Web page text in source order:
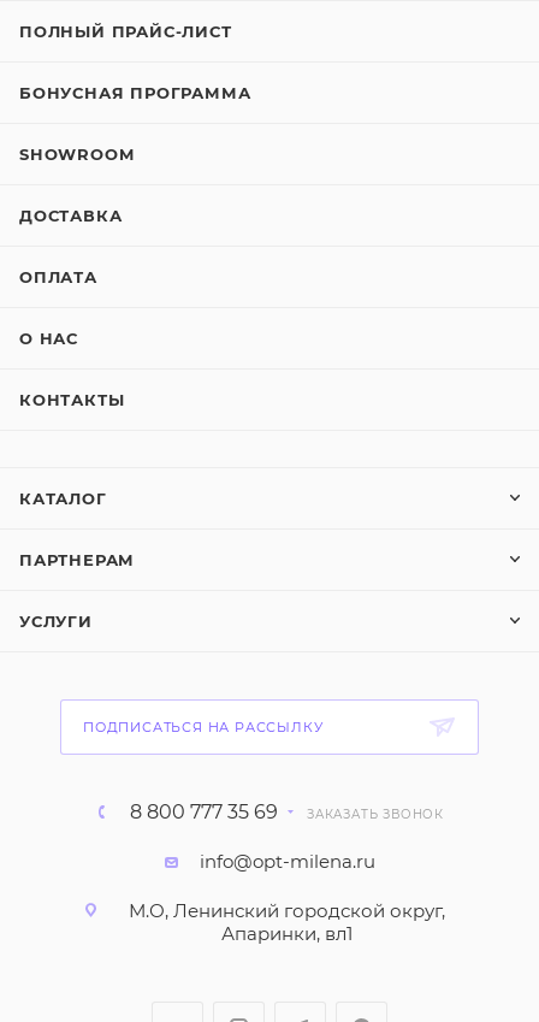
ПОЛНЫЙ ПРАЙС-ЛИСТ
БОНУСНАЯ ПРОГРАММА
SHOWROOM
ДОСТАВКА
ОПЛАТА
О НАС
КОНТАКТЫ
КАТАЛОГ
ПАРТНЕРАМ
УСЛУГИ
ПОДПИСАТЬСЯ НА РАССЫЛКУ
8 800 777 35 69 ЗАКАЗАТЬ ЗВОНОК
info@opt-milena.ru
М.О, Ленинский городской округ,
Апаринки, вл1